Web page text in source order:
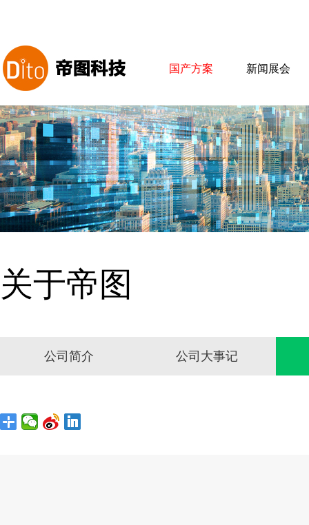
国产方案 新闻展会
关于帝图
公司简介 公司大事记